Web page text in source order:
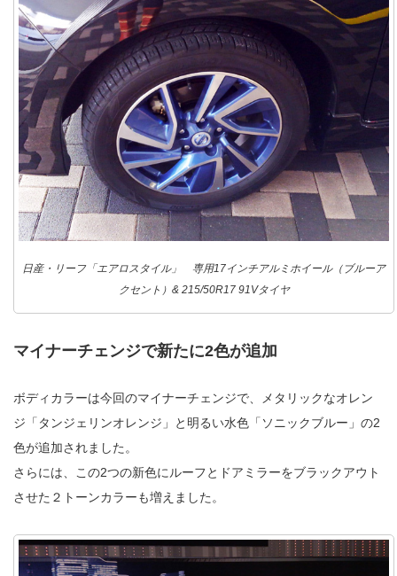
日産・リーフ「エアロスタイル」 専用17インチアルミホイール（ブルーア
クセント）& 215/50R17 91Vタイヤ
マイナーチェンジで新たに2色が追加
ボディカラーは今回のマイナーチェンジで、メタリックなオレン
ジ「タンジェリンオレンジ」と明るい水色「ソニックブルー」の2
色が追加されました。
さらには、この2つの新色にルーフとドアミラーをブラックアウト
させた２トーンカラーも増えました。